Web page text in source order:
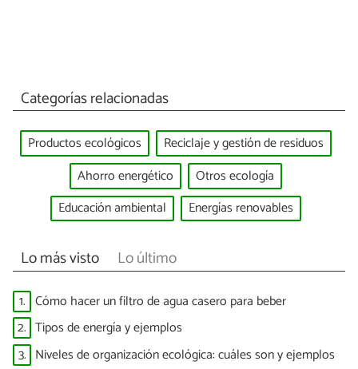
Categorías relacionadas
Productos ecológicos
Reciclaje y gestión de residuos
Ahorro energético
Otros ecología
Educación ambiental
Energías renovables
Lo más visto Lo último
1. Cómo hacer un filtro de agua casero para beber
2. Tipos de energía y ejemplos
3. Niveles de organización ecológica: cuáles son y ejemplos